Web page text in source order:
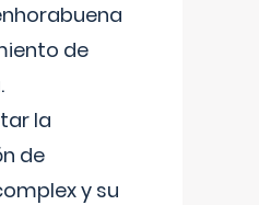
de
la
de
y su